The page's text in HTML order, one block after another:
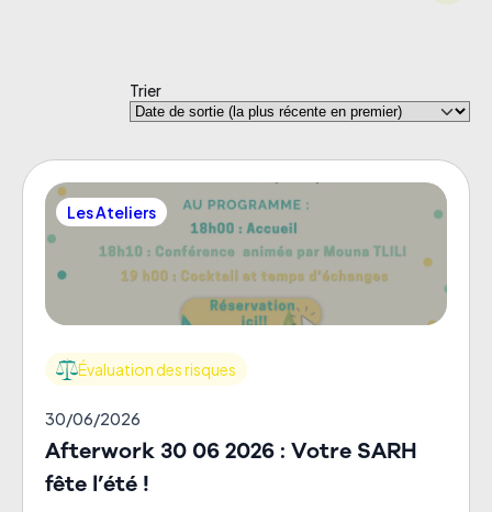
Trier
Les Ateliers
Évaluation des risques
30/06/2026
Afterwork 30 06 2026 : Votre SARH
fête l’été !